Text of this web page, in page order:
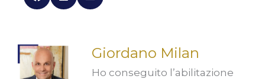
Giordano Milan
Ho conseguito l’abilitazione